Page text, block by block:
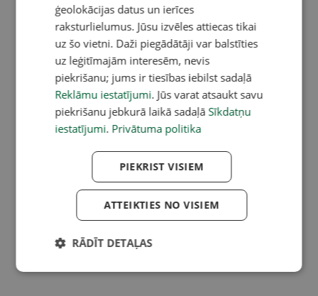
ģeolokācijas datus un ierīces
raksturlielumus. Jūsu izvēles attiecas tikai
uz šo vietni. Daži piegādātāji var balstīties
uz leģitīmajām interesēm, nevis
piekrišanu; jums ir tiesības iebilst sadaļā
Reklāmu iestatījumi. Jūs varat atsaukt savu
piekrišanu jebkurā laikā sadaļā Sīkdatņu
iestatījumi. Privātuma politika
PIEKRIST VISIEM
ATTEIKTIES NO VISIEM
RĀDĪT DETAĻAS